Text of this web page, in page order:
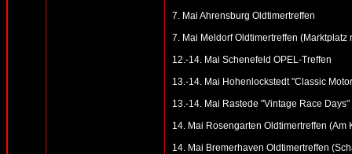
7. Mai Ahrensburg Oldtimertreffen
7. Mai Meldorf Oldtimertreffen (Marktplatz
12.-14. Mai Schenefeld OPEL-Treffen
13.-14. Mai Hohenlockstedt "Classic
13.-14. Mai Rastede "Vintage Race
14. Mai Rosengarten Oldtimertreffen (Am
14. Mai Bremerhaven Oldtimertreffen